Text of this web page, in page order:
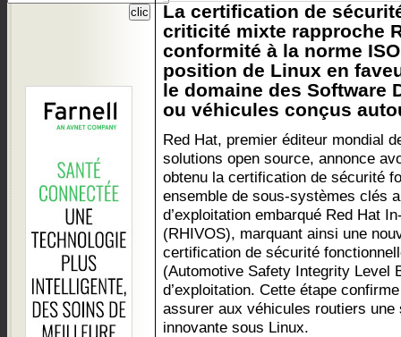
La certification de
criticité mixte rapproche
conformité à la norme
position de Linux en
le domaine des Software
ou véhicules conçus
Red Hat, premier éditeur mondial
solutions open source, annonce
obtenu la certification de sécurité
ensemble de sous-systèmes clés
d’exploitation embarqué Red Hat
(RHIVOS), marquant ainsi une
certification de sécurité
(Automotive Safety Integrity Level
d’exploitation. Cette étape
assurer aux véhicules routiers
innovante sous Linux.